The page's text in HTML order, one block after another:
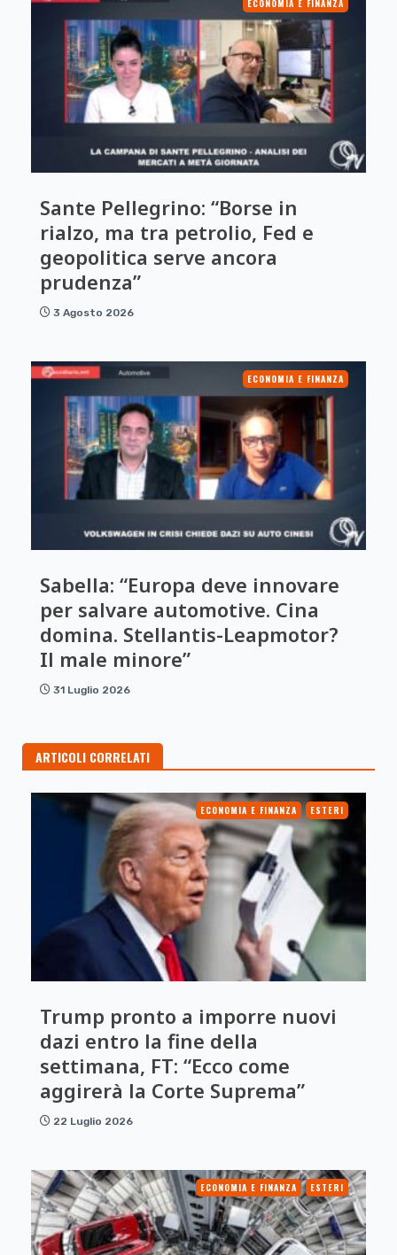
ECONOMIA E FINANZA
Sante Pellegrino: “Borse in
rialzo, ma tra petrolio, Fed e
geopolitica serve ancora
prudenza”
3 Agosto 2026
ECONOMIA E FINANZA
Sabella: “Europa deve innovare
per salvare automotive. Cina
domina. Stellantis-Leapmotor?
Il male minore”
31 Luglio 2026
ARTICOLI CORRELATI
ECONOMIA E FINANZA ESTERI
Trump pronto a imporre nuovi
dazi entro la fine della
settimana, FT: “Ecco come
aggirerà la Corte Suprema”
22 Luglio 2026
ECONOMIA E FINANZA ESTERI